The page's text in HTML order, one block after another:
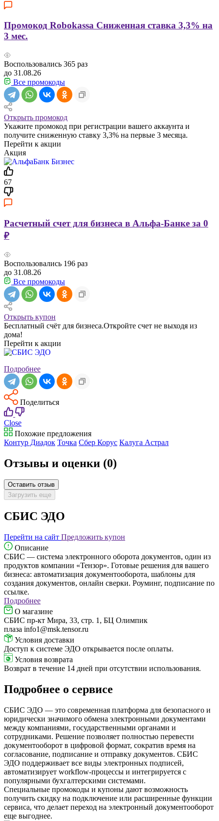
Промокод Robokassa Сниженная ставка 3,3% на
3 мес.
Воспользовались 365 раз
до 31.08.26
Все промокоды
Открыть промокод
Укажите промокод при регистрации вашего аккаунта и
получите сниженную ставку 3,3% на первые 3 месяца.
Перейти к акции
Акция
67
Расчетный счет для бизнеса в Альфа-Банке за 0
₽
Воспользовались 196 раз
до 31.08.26
Все промокоды
Открыть купон
Бесплатный счёт для бизнеса.Откройте счет не выходя из
дома!
Перейти к акции
Подробнее
Поделиться
Close
Похожие предложения
Контур Диадок Точка Сбер Корус Калуга Астрал
Отзывы и оценки (0)
Оставить отзыв
Загрузить еще
СБИС ЭДО
Перейти на сайт Предложить купон
Описание
СБИС — система электронного оборота документов, один из
продуктов компании «Тензор». Готовые решения для вашего
бизнеса: автоматизация документооборота, шаблоны для
создания документов, онлайн сверки. Роуминг, подписание по
ссылке.
Подробнее
О магазине
СБИС пр-кт Мира, 33, стр. 1, БЦ Олимпик
плаза info1@msk.tensor.ru
Условия доставки
Доступ к системе ЭДО открывается после оплаты.
Условия возврата
Возврат в течение 14 дней при отсутствии использования.
Подробнее о сервисе
СБИС ЭДО — это современная платформа для безопасного и
юридически значимого обмена электронными документами
между компаниями, государственными органами и
сотрудниками. Решение позволяет полностью перевести
документооборот в цифровой формат, сократив время на
согласование, подписание и отправку документов. СБИС
ЭДО поддерживает все виды электронных подписей,
автоматизирует workflow-процессы и интегрируется с
популярными бухгалтерскими системами.
Специальные промокоды и купоны дают возможность
получить скидку на подключение или расширенные функции
сервиса, что делает переход на электронный документооборот
еще выгоднее.